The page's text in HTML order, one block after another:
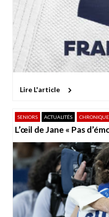
Lire L'article
SENIORS ACTUALITÉS
L’œil de Jane « Pas